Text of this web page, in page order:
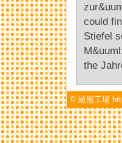
could
Stiefel
the
© 綾熊工場